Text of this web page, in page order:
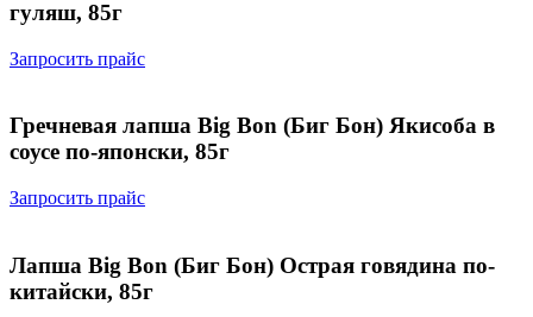
гуляш, 85г
Запросить прайс
Гречневая лапша Big Bon (Биг Бон) Якисоба в
соусе по-японски, 85г
Запросить прайс
Лапша Big Bon (Биг Бон) Острая говядина по-
китайски, 85г